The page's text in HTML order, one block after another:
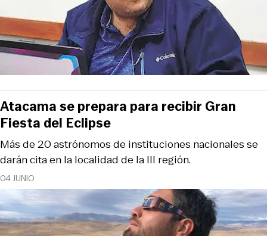
04 JUNIO
Más de 20 astrónomos de instituciones nacionales se
darán cita en la localidad de la III región.
Atacama se prepara para recibir Gran
Fiesta del Eclipse